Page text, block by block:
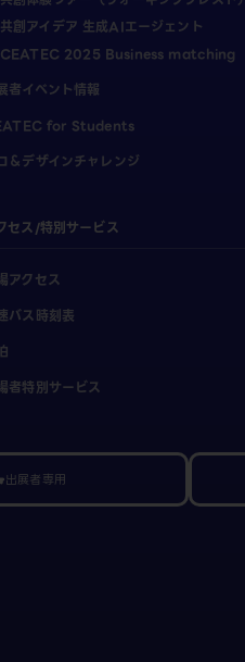
共創アイデア 生成AIエージェント
CEATEC 2025 Business matching
者イベント情報
for Students
＆デザインチャレンジ
セス/特別サービス
アクセス
バス時刻表
者特別サービス
出展者専用